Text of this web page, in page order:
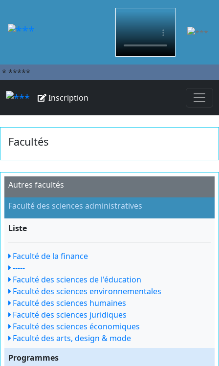
* *****
Inscription
Facultés
Autres facultés
Faculté des sciences administratives
Liste
Faculté de la finance
-----
Faculté des sciences de l'éducation
Faculté des sciences environnementales
Faculté des sciences humaines
Faculté des sciences juridiques
Faculté des sciences économiques
Faculté des arts, design & mode
Programmes